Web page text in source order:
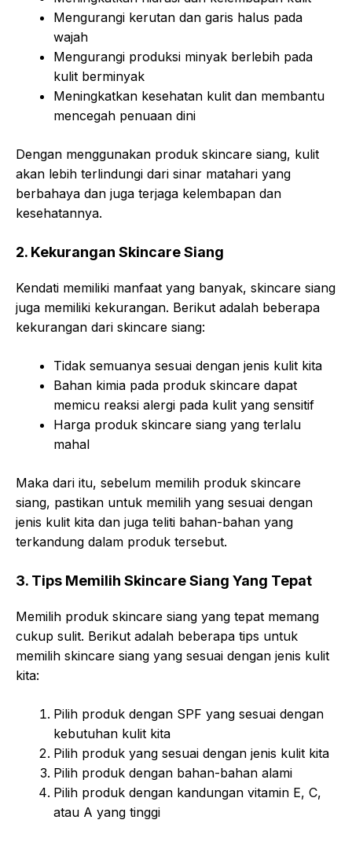
Mengurangi kerutan dan garis halus pada
wajah
Mengurangi produksi minyak berlebih pada
kulit berminyak
Meningkatkan kesehatan kulit dan membantu
mencegah penuaan dini
Dengan menggunakan produk skincare siang, kulit
akan lebih terlindungi dari sinar matahari yang
berbahaya dan juga terjaga kelembapan dan
kesehatannya.
2. Kekurangan Skincare Siang
Kendati memiliki manfaat yang banyak, skincare siang
juga memiliki kekurangan. Berikut adalah beberapa
kekurangan dari skincare siang:
Tidak semuanya sesuai dengan jenis kulit kita
Bahan kimia pada produk skincare dapat
memicu reaksi alergi pada kulit yang sensitif
Harga produk skincare siang yang terlalu
mahal
Maka dari itu, sebelum memilih produk skincare
siang, pastikan untuk memilih yang sesuai dengan
jenis kulit kita dan juga teliti bahan-bahan yang
terkandung dalam produk tersebut.
3. Tips Memilih Skincare Siang Yang Tepat
Memilih produk skincare siang yang tepat memang
cukup sulit. Berikut adalah beberapa tips untuk
memilih skincare siang yang sesuai dengan jenis kulit
kita:
Pilih produk dengan SPF yang sesuai dengan
kebutuhan kulit kita
Pilih produk yang sesuai dengan jenis kulit kita
Pilih produk dengan bahan-bahan alami
Pilih produk dengan kandungan vitamin E, C,
atau A yang tinggi